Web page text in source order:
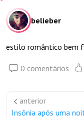
belieber
estilo romântico bem
0 comentários
anterior
Insônia após uma